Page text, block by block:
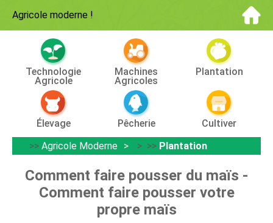
Agricole moderne !
Technologie
Agricole
Machines
Agricoles
Plantation
Élevage Pêcherie
Cultiver
>> Agricole Moderne > >> Plantation
Comment faire pousser du maïs -
Comment faire pousser votre
propre maïs